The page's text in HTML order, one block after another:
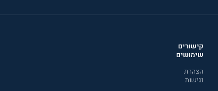
קישורים
שימושים
הצהרת
נגישות